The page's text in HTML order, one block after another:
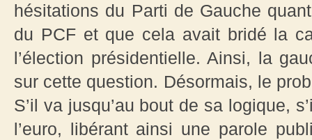
hésitations du Parti de Gauche
du PCF et que cela avait bridé la
l’élection présidentielle. Ainsi, la
sur cette question. Désormais, le
S’il va jusqu’au bout de sa logique,
l’euro, libérant ainsi une parole